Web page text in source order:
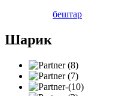
бештар
Шарик